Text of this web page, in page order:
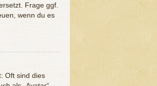
Frage ggf.
wenn du es
Oft sind dies